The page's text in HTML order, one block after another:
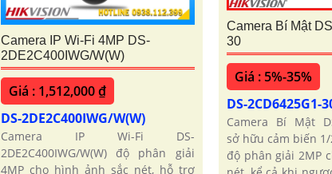
Camera IP Wi-Fi 4MP DS-
2DE2C400IWG/W(W)
Giá : 1,512,000 ₫
DS-2DE2C400IWG/W(W)
Camera IP Wi-Fi DS-
2DE2C400IWG/W(W) độ phân giải
4MP cho hình ảnh sắc nét, hỗ trợ
Camera Bí Mật
30
Giá : 5%-35%
DS-2CD6425G1-
Camera Bí Mật
sở hữu cảm biến 1/
độ phân giải 2MP